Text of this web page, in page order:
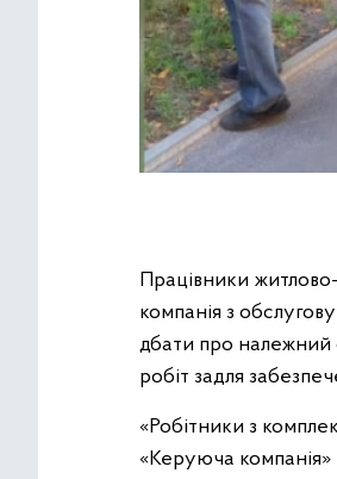
Працівники
компанія з
дбати про належний
робіт задля
«Робітники з
«Керуюча